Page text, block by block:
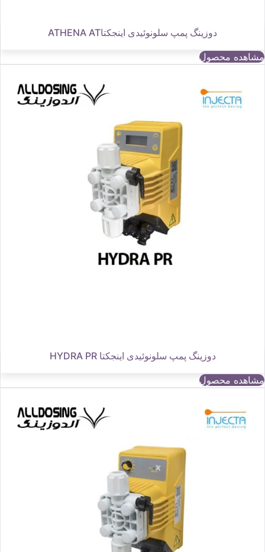
دوزینگ پمپ سلونوئیدی اینجکتاATHENA AT
مشاهده محصول
دوزینگ پمپ سلونوئیدی اینجکتا HYDRA PR
مشاهده محصول